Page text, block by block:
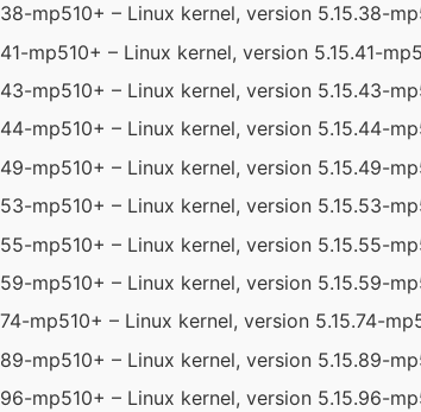
mp510+ – Linux kernel, version 5.15.38-
mp510+ – Linux kernel, version 5.15.41-
mp510+ – Linux kernel, version 5.15.43-
mp510+ – Linux kernel, version 5.15.44-
mp510+ – Linux kernel, version 5.15.49-
mp510+ – Linux kernel, version 5.15.53-
mp510+ – Linux kernel, version 5.15.55-
mp510+ – Linux kernel, version 5.15.59-
mp510+ – Linux kernel, version 5.15.74-
mp510+ – Linux kernel, version 5.15.89-
mp510+ – Linux kernel, version 5.15.96-